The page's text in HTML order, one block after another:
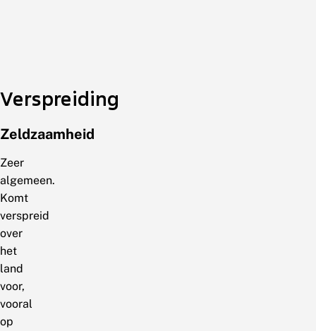
Verspreiding
Zeldzaamheid
Zeer
algemeen.
Komt
verspreid
over
het
land
voor,
vooral
op